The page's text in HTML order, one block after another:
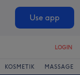
Use app
LOGIN
KOSMETIK MASSAGE